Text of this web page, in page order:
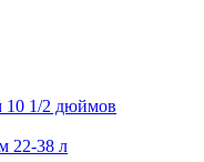
10 1/2 дюймов
22-38 л